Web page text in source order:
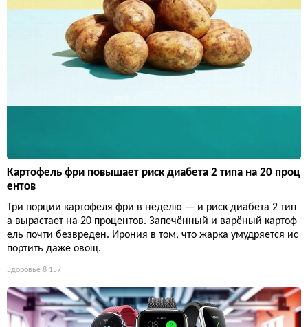
Картофель фри повышает риск диабета 2 типа на 20 проц
ентов
Три порции картофеля фри в неделю — и риск диабета 2 тип
а вырастает на 20 процентов. Запечённый и варёный картоф
ель почти безвреден. Ирония в том, что жарка умудряется ис
портить даже овощ.
Здоровье 8 157